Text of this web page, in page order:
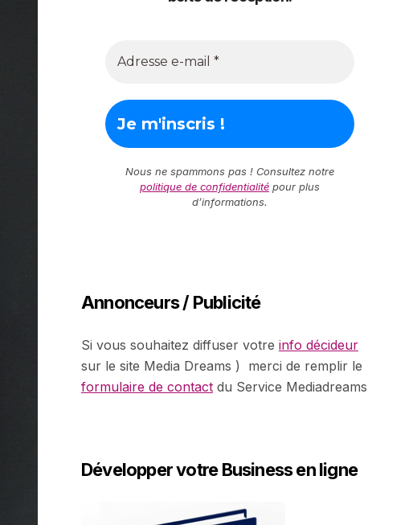
Nous ne spammons pas ! Consultez notre
politique de confidentialité pour plus
d’informations.
Annonceurs / Publicité
Si vous souhaitez diffuser votre info décideur
sur le site Media Dreams ) merci de remplir le
formulaire de contact du Service Mediadreams
Développer votre Business en ligne